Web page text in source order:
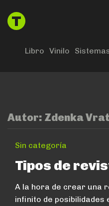
Libro Vinilo
Autor: Zdenka
Sin categoría
Tipos de
A la hora de crear una
infinito de posibilidades